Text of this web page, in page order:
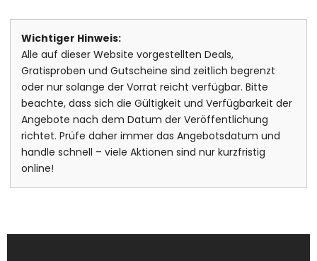
Wichtiger Hinweis:
Alle auf dieser Website vorgestellten Deals,
Gratisproben und Gutscheine sind zeitlich begrenzt
oder nur solange der Vorrat reicht verfügbar. Bitte
beachte, dass sich die Gültigkeit und Verfügbarkeit der
Angebote nach dem Datum der Veröffentlichung
richtet. Prüfe daher immer das Angebotsdatum und
handle schnell – viele Aktionen sind nur kurzfristig
online!